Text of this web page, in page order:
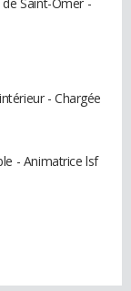
- Chargée
- Animatrice lsf